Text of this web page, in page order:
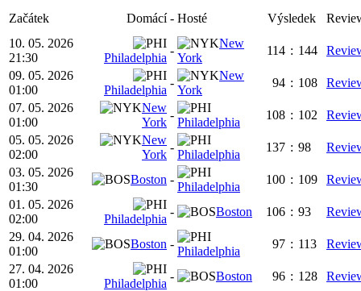
Začátek Domácí - Hosté Výsledek
10. 05. 2026
21:30
Philadelphia
-
New
York
114 : 144
09. 05. 2026
01:00
Philadelphia
-
New
York
94 : 108
07. 05. 2026
01:00
New
York
-
Philadelphia
108 : 102
05. 05. 2026
02:00
New
York
-
Philadelphia
137 : 98
03. 05. 2026
01:30
Boston -
Philadelphia
100 : 109
01. 05. 2026
02:00
Philadelphia
- Boston 106 : 93
29. 04. 2026
01:00
Boston -
Philadelphia
97 : 113
27. 04. 2026
01:00
Philadelphia
- Boston 96 : 128